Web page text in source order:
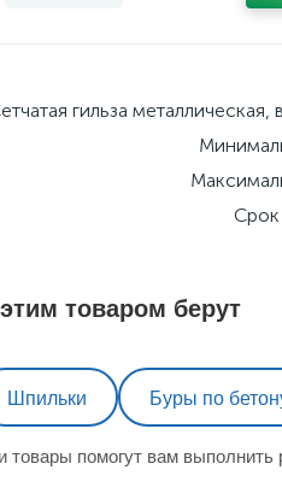
гильза металлическая,
Срок
товаром берут
Шпильки Буры по
товары помогут вам выполнить